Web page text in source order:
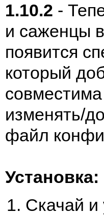
1.10.2 -
и саженцы
появится
который
изменять/
файл
Установка:
Скачай и